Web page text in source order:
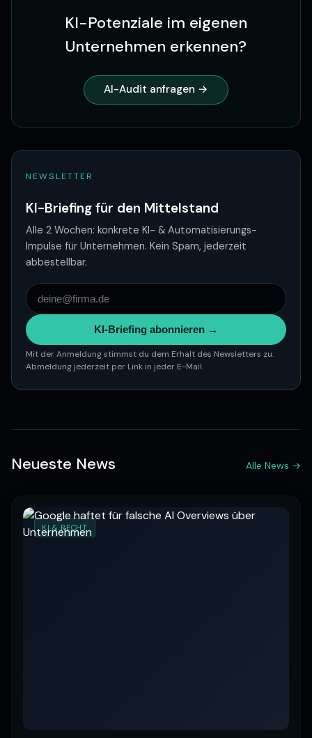
KI-Potenziale im eigenen
Unternehmen erkennen?
AI-Audit anfragen →
NEWSLETTER
KI-Briefing für den Mittelstand
Alle 2 Wochen: konkrete KI- & Automatisierungs-
Impulse für Unternehmen. Kein Spam, jederzeit
abbestellbar.
KI-Briefing abonnieren →
Mit der Anmeldung stimmst du dem Erhalt des Newsletters zu.
Abmeldung jederzeit per Link in jeder E-Mail.
Neueste News Alle News →
KI & RECHT